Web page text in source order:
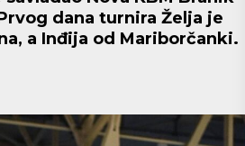
dana turnira Želja je
a Inđija od Mariborčanki.